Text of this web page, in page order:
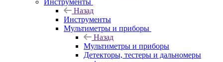
Инструменты
Назад
Инструменты
Мультиметры и приборы
Назад
Мультиметры и приборы
Детекторы, тестеры и дальномеры